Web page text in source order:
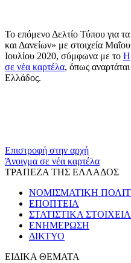
Το επόμενο Δελτίο Τύπου για
και Δανείων» με στοιχεία
Ιουλίου 2020, σύμφωνα με το
σε νέα καρτέλα, όπως
Ελλάδος.
Επιστροφή στην αρχή
Άνοιγμα σε νέα καρτέλα
ΤΡΑΠΕΖΑ ΤΗΣ ΕΛΛΑΔΟΣ
ΝΟΜΙΣΜΑΤΙΚΗ
ΕΠΟΠΤΕΙΑ
ΣΤΑΤΙΣΤΙΚΑ ΣΤΟΙΧΕΙΑ
ΕΝΗΜΕΡΩΣΗ
ΔΙΚΤΥΟ
ΕΙΔΙΚΑ ΘΕΜΑΤΑ